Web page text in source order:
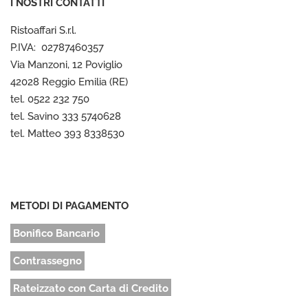
I NOSTRI CONTATTI
Ristoaffari S.r.l.
P.IVA: 02787460357
Via Manzoni, 12 Poviglio
42028 Reggio Emilia (RE)
tel. 0522 232 750
tel. Savino 333 5740628
tel. Matteo 393 8338530
METODI DI PAGAMENTO
Bonifico Bancario
Contrassegno
Rateizzato con Carta di Credito